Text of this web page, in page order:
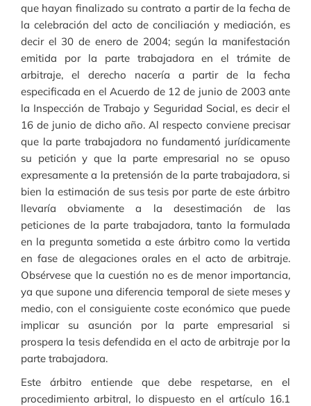
que hayan finalizado su contrato a partir de la fecha de
la celebración del acto de conciliación y mediación, es
decir el 30 de enero de 2004; según la manifestación
emitida por la parte trabajadora en el trámite de
arbitraje, el derecho nacería a partir de la fecha
especificada en el Acuerdo de 12 de junio de 2003 ante
la Inspección de Trabajo y Seguridad Social, es decir el
16 de junio de dicho año. Al respecto conviene precisar
que la parte trabajadora no fundamentó jurídicamente
su petición y que la parte empresarial no se opuso
expresamente a la pretensión de la parte trabajadora, si
bien la estimación de sus tesis por parte de este árbitro
llevaría obviamente a la desestimación de las
peticiones de la parte trabajadora, tanto la formulada
en la pregunta sometida a este árbitro como la vertida
en fase de alegaciones orales en el acto de arbitraje.
Obsérvese que la cuestión no es de menor importancia,
ya que supone una diferencia temporal de siete meses y
medio, con el consiguiente coste económico que puede
implicar su asunción por la parte empresarial si
prospera la tesis defendida en el acto de arbitraje por la
parte trabajadora.
Este árbitro entiende que debe respetarse, en el
procedimiento arbitral, lo dispuesto en el artículo 16.1